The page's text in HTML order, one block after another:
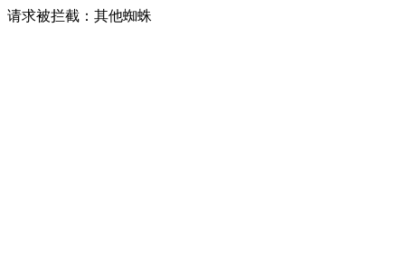
请求被拦截：其他蜘蛛